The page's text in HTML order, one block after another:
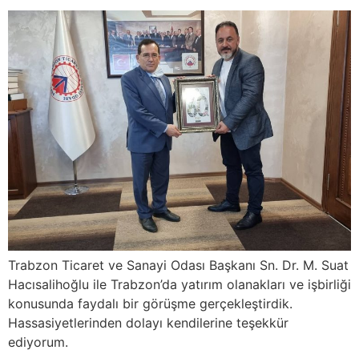
Trabzon Ticaret ve Sanayi Odası Başkanı Sn. Dr. M. Suat
Hacısalihoğlu ile Trabzon’da yatırım olanakları ve işbirliği
konusunda faydalı bir görüşme gerçekleştirdik.
Hassasiyetlerinden dolayı kendilerine teşekkür
ediyorum.